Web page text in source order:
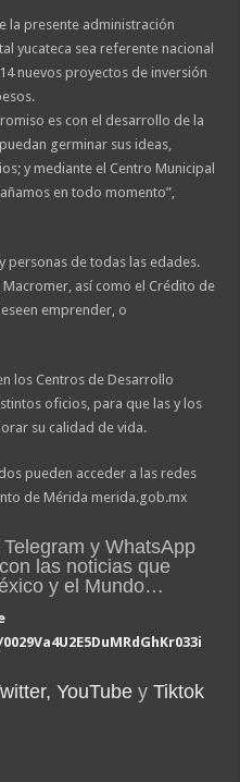
la presente administración
yucateca sea referente nacional
nuevos proyectos de inversión
es con el desarrollo de la
germinar sus ideas,
y mediante el Centro Municipal
en todo momento”,
personas de todas las edades.
así como el Crédito de
emprender, o
los Centros de Desarrollo
oficios, para que las y los
su calidad de vida.
pueden acceder a las redes
de Mérida merida.gob.mx
y WhatsApp
las noticias que
y el Mundo…
YouTube yTiktok